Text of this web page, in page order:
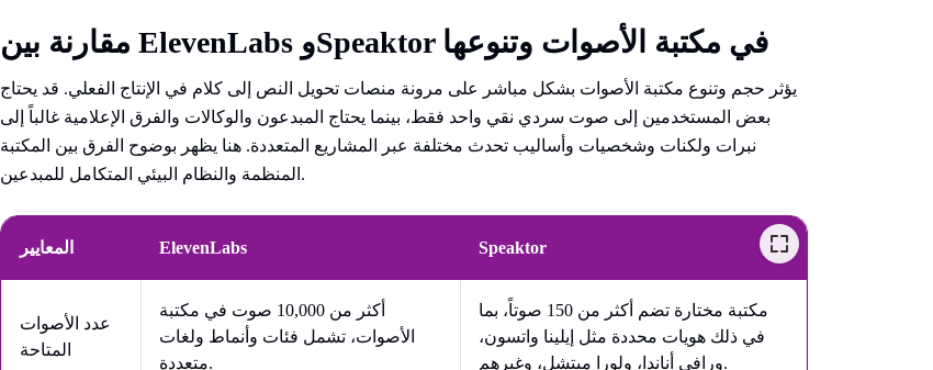
مقارنة بين ElevenLabs وSpeaktor في مكتبة الأصوات وتنوعها
يؤثر حجم وتنوع مكتبة الأصوات بشكل مباشر على مرونة منصات تحويل النص إلى كلام في الإنتاج الفعلي. قد يحتاج
بعض المستخدمين إلى صوت سردي نقي واحد فقط، بينما يحتاج المبدعون والوكالات والفرق الإعلامية غالباً إلى
نبرات ولكنات وشخصيات وأساليب تحدث مختلفة عبر المشاريع المتعددة. هنا يظهر بوضوح الفرق بين المكتبة
المنظمة والنظام البيئي المتكامل للمبدعين.
المعايير ElevenLabs Speaktor
عدد الأصوات
المتاحة
أكثر من 10,000 صوت في مكتبة
الأصوات، تشمل فئات وأنماط ولغات
متعددة.
مكتبة مختارة تضم أكثر من 150 صوتاً، بما
في ذلك هويات محددة مثل إيلينا واتسون،
ورافي أناندا، ولورا ميتشل، وغيرهم.